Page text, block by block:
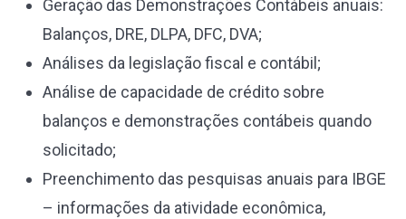
Geração das Demonstrações Contábeis anuais:
Balanços, DRE, DLPA, DFC, DVA;
Análises da legislação fiscal e contábil;
Análise de capacidade de crédito sobre
balanços e demonstrações contábeis quando
solicitado;
Preenchimento das pesquisas anuais para IBGE
– informações da atividade econômica,